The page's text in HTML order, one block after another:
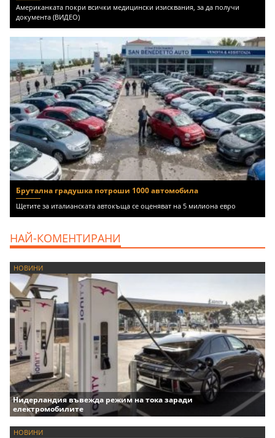
Американката покри всички медицински изисквания, за да получи
документа (ВИДЕО)
Брутална градушка потроши 1000 автомобила
Щетите за италианската автокъща се оценяват на 5 милиона евро
НАЙ-КОМЕНТИРАНИ
НОВИНИ
Нидерландия въвежда режим на тока заради
електромобилите
НОВИНИ